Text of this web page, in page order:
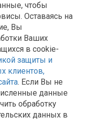
чтобы
Оставаясь на
Вы
Ваших
в cookie-
защиты и
клиентов,
. Если Вы не
данные
обработку
данных в
СТЕКЛА JCB
ответственностью
персональных
данных
данных в